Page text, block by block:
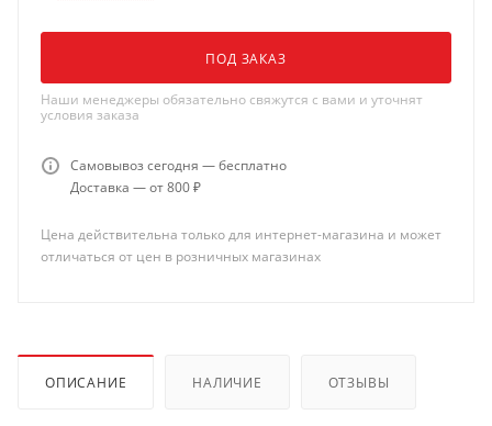
ПОД ЗАКАЗ
Наши менеджеры обязательно свяжутся с вами и уточнят
условия заказа
Самовывоз сегодня — бесплатно
Доставка — от 800 ₽
Цена действительна только для интернет-магазина и может
отличаться от цен в розничных магазинах
ОПИСАНИЕ НАЛИЧИЕ ОТЗЫВЫ